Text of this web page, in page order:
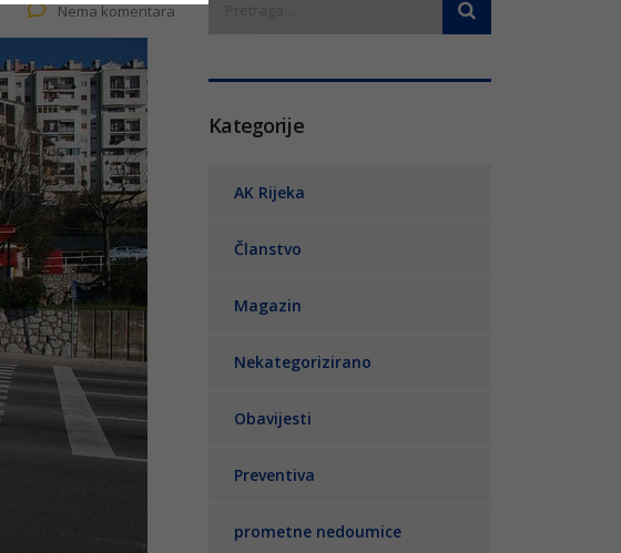
Nema komentara
Kategorije
AK Rijeka
Članstvo
Magazin
Nekategorizirano
Obavijesti
Preventiva
prometne nedoumice